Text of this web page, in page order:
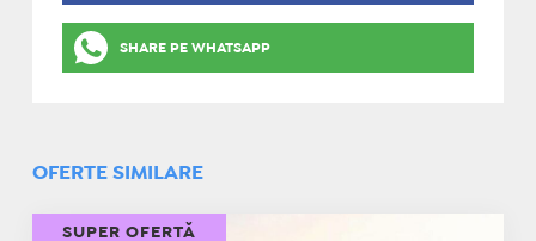
SHARE PE WHATSAPP
OFERTE SIMILARE
SUPER OFERTĂ